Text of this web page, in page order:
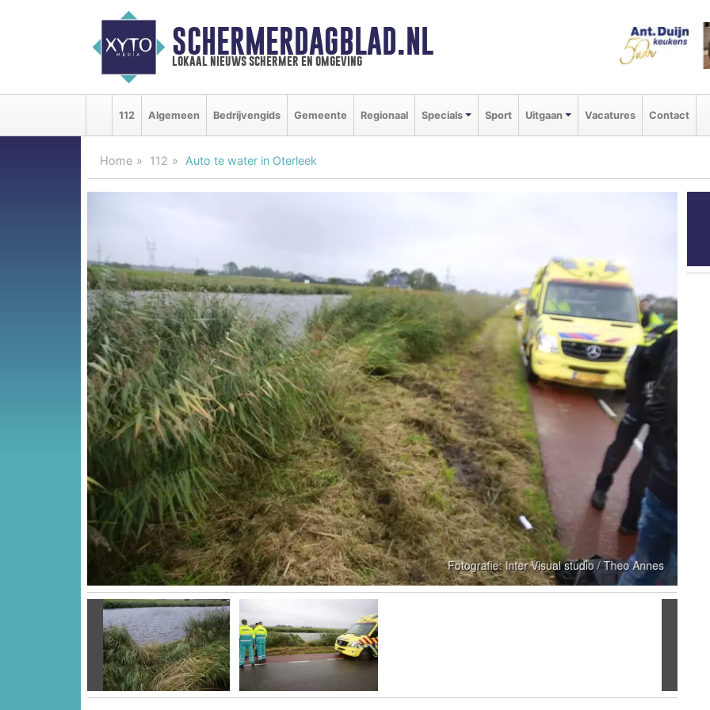
SCHERMERDAGBLAD.NL
lokaal nieuws schermer en omgeving
112 Algemeen Bedrijvengids Gemeente Regionaal Specials Sport Uitgaan Vacatures Contact
Home 112 Auto te water in Oterleek
Vorige